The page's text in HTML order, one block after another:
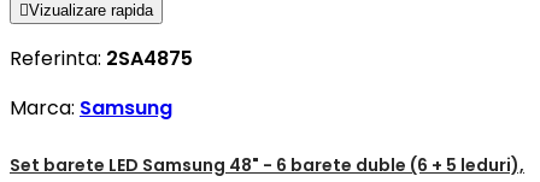
Vizualizare rapida
Referinta: 2SA4875
Marca: Samsung
Set barete LED Samsung 48" - 6 barete duble (6 + 5 leduri),